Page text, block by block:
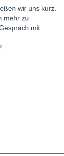
wir uns kurz.
mehr zu
mit